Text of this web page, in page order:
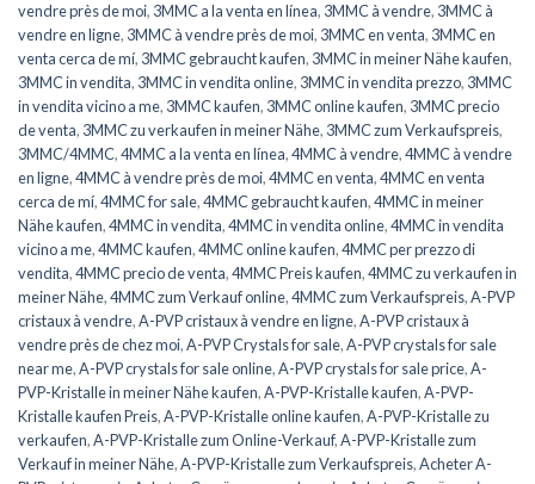
vendre près de moi, 3MMC a la venta en línea, 3MMC à vendre, 3MMC à
vendre en ligne, 3MMC à vendre près de moi, 3MMC en venta, 3MMC en
venta cerca de mí, 3MMC gebraucht kaufen, 3MMC in meiner Nähe kaufen,
3MMC in vendita, 3MMC in vendita online, 3MMC in vendita prezzo, 3MMC
in vendita vicino a me, 3MMC kaufen, 3MMC online kaufen, 3MMC precio
de venta, 3MMC zu verkaufen in meiner Nähe, 3MMC zum Verkaufspreis,
3MMC/4MMC,4MMC a la venta en línea,4MMC à vendre,4MMC à vendre
en ligne,4MMC à vendre près de moi,4MMC en venta,4MMC en venta
cerca de mí,4MMC for sale,4MMC gebraucht kaufen,4MMC in meiner
Nähe kaufen,4MMC in vendita,4MMC in vendita online,4MMC in vendita
vicino a me,4MMC kaufen,4MMC online kaufen,4MMC per prezzo di
vendita,4MMC precio de venta,4MMC Preis kaufen,4MMC zu verkaufen in
meiner Nähe,4MMC zum Verkauf online,4MMC zum Verkaufspreis,A-PVP
cristaux à vendre,A-PVP cristaux à vendre en ligne,A-PVP cristaux à
vendre près de chez moi,A-PVP Crystals for sale,A-PVP crystals for sale
near me,A-PVP crystals for sale online,A-PVP crystals for sale price,A-
PVP-Kristalle in meiner Nähe kaufen,A-PVP-Kristalle kaufen,A-PVP-
Kristalle kaufen Preis,A-PVP-Kristalle online kaufen,A-PVP-Kristalle zu
verkaufen,A-PVP-Kristalle zum Online-Verkauf,A-PVP-Kristalle zum
Verkauf in meiner Nähe,A-PVP-Kristalle zum Verkaufspreis,Acheter A-